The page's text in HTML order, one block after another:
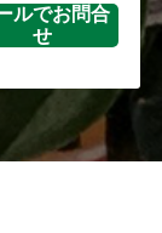
ルでお問合
せ